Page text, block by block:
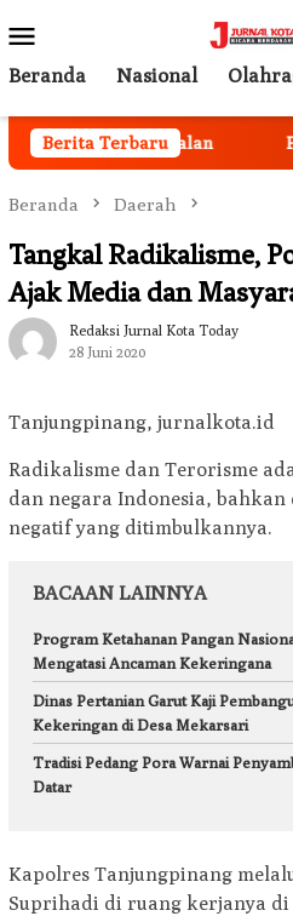
ke
kontenMobile
Beranda Nasional
Berita Terbaru
Mulai Berjalan
Beranda Daerah
Tangkal Radikalisme,
Ajak Media dan
Redaksi Jurnal Kota Today
28 Juni 2020
Tanjungpinang, jurnalkota.id
Radikalisme dan Terorisme
dan negara Indonesia,
negatif yang ditimbulkannya.
BACAAN LAINNYA
Program Ketahanan Pangan
Mengatasi Ancaman Kekeringana
Dinas Pertanian Garut Kaji
Kekeringan di Desa Mekarsari
Tradisi Pedang Pora Warnai
Datar
Kapolres Tanjungpinang
Suprihadi di ruang kerjanya